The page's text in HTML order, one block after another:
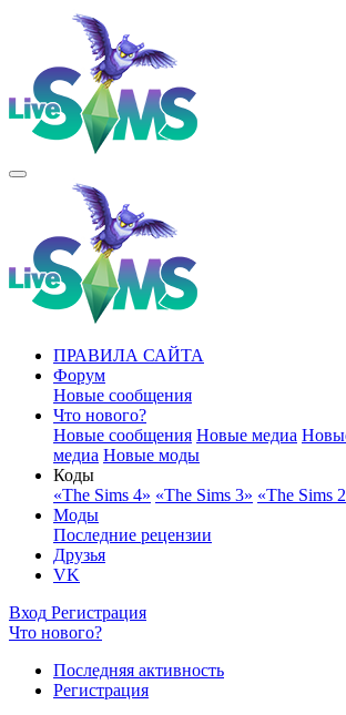
ПРАВИЛА САЙТА
Форум
Новые сообщения
Что нового?
Новые сообщения Новые медиа
медиа Новые моды
Коды
«The Sims 4» «The Sims 3» «The Sims
Моды
Последние рецензии
Друзья
VK
Вход Регистрация
Что нового?
Последняя активность
Регистрация